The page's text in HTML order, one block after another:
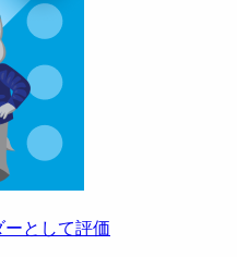
として評価